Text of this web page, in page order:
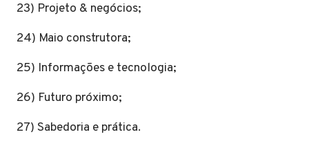
23) Projeto & negócios;
24) Maio construtora;
25) Informações e tecnologia;
26) Futuro próximo;
27) Sabedoria e prática.